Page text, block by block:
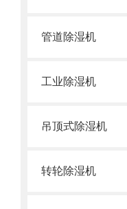
管道除湿机
工业除湿机
吊顶式除湿机
转轮除湿机